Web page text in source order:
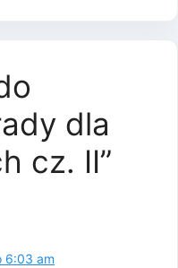
dla
cz. II”
6:03 am